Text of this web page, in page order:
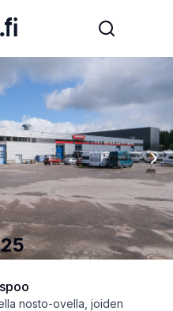
nosto-ovella, joiden